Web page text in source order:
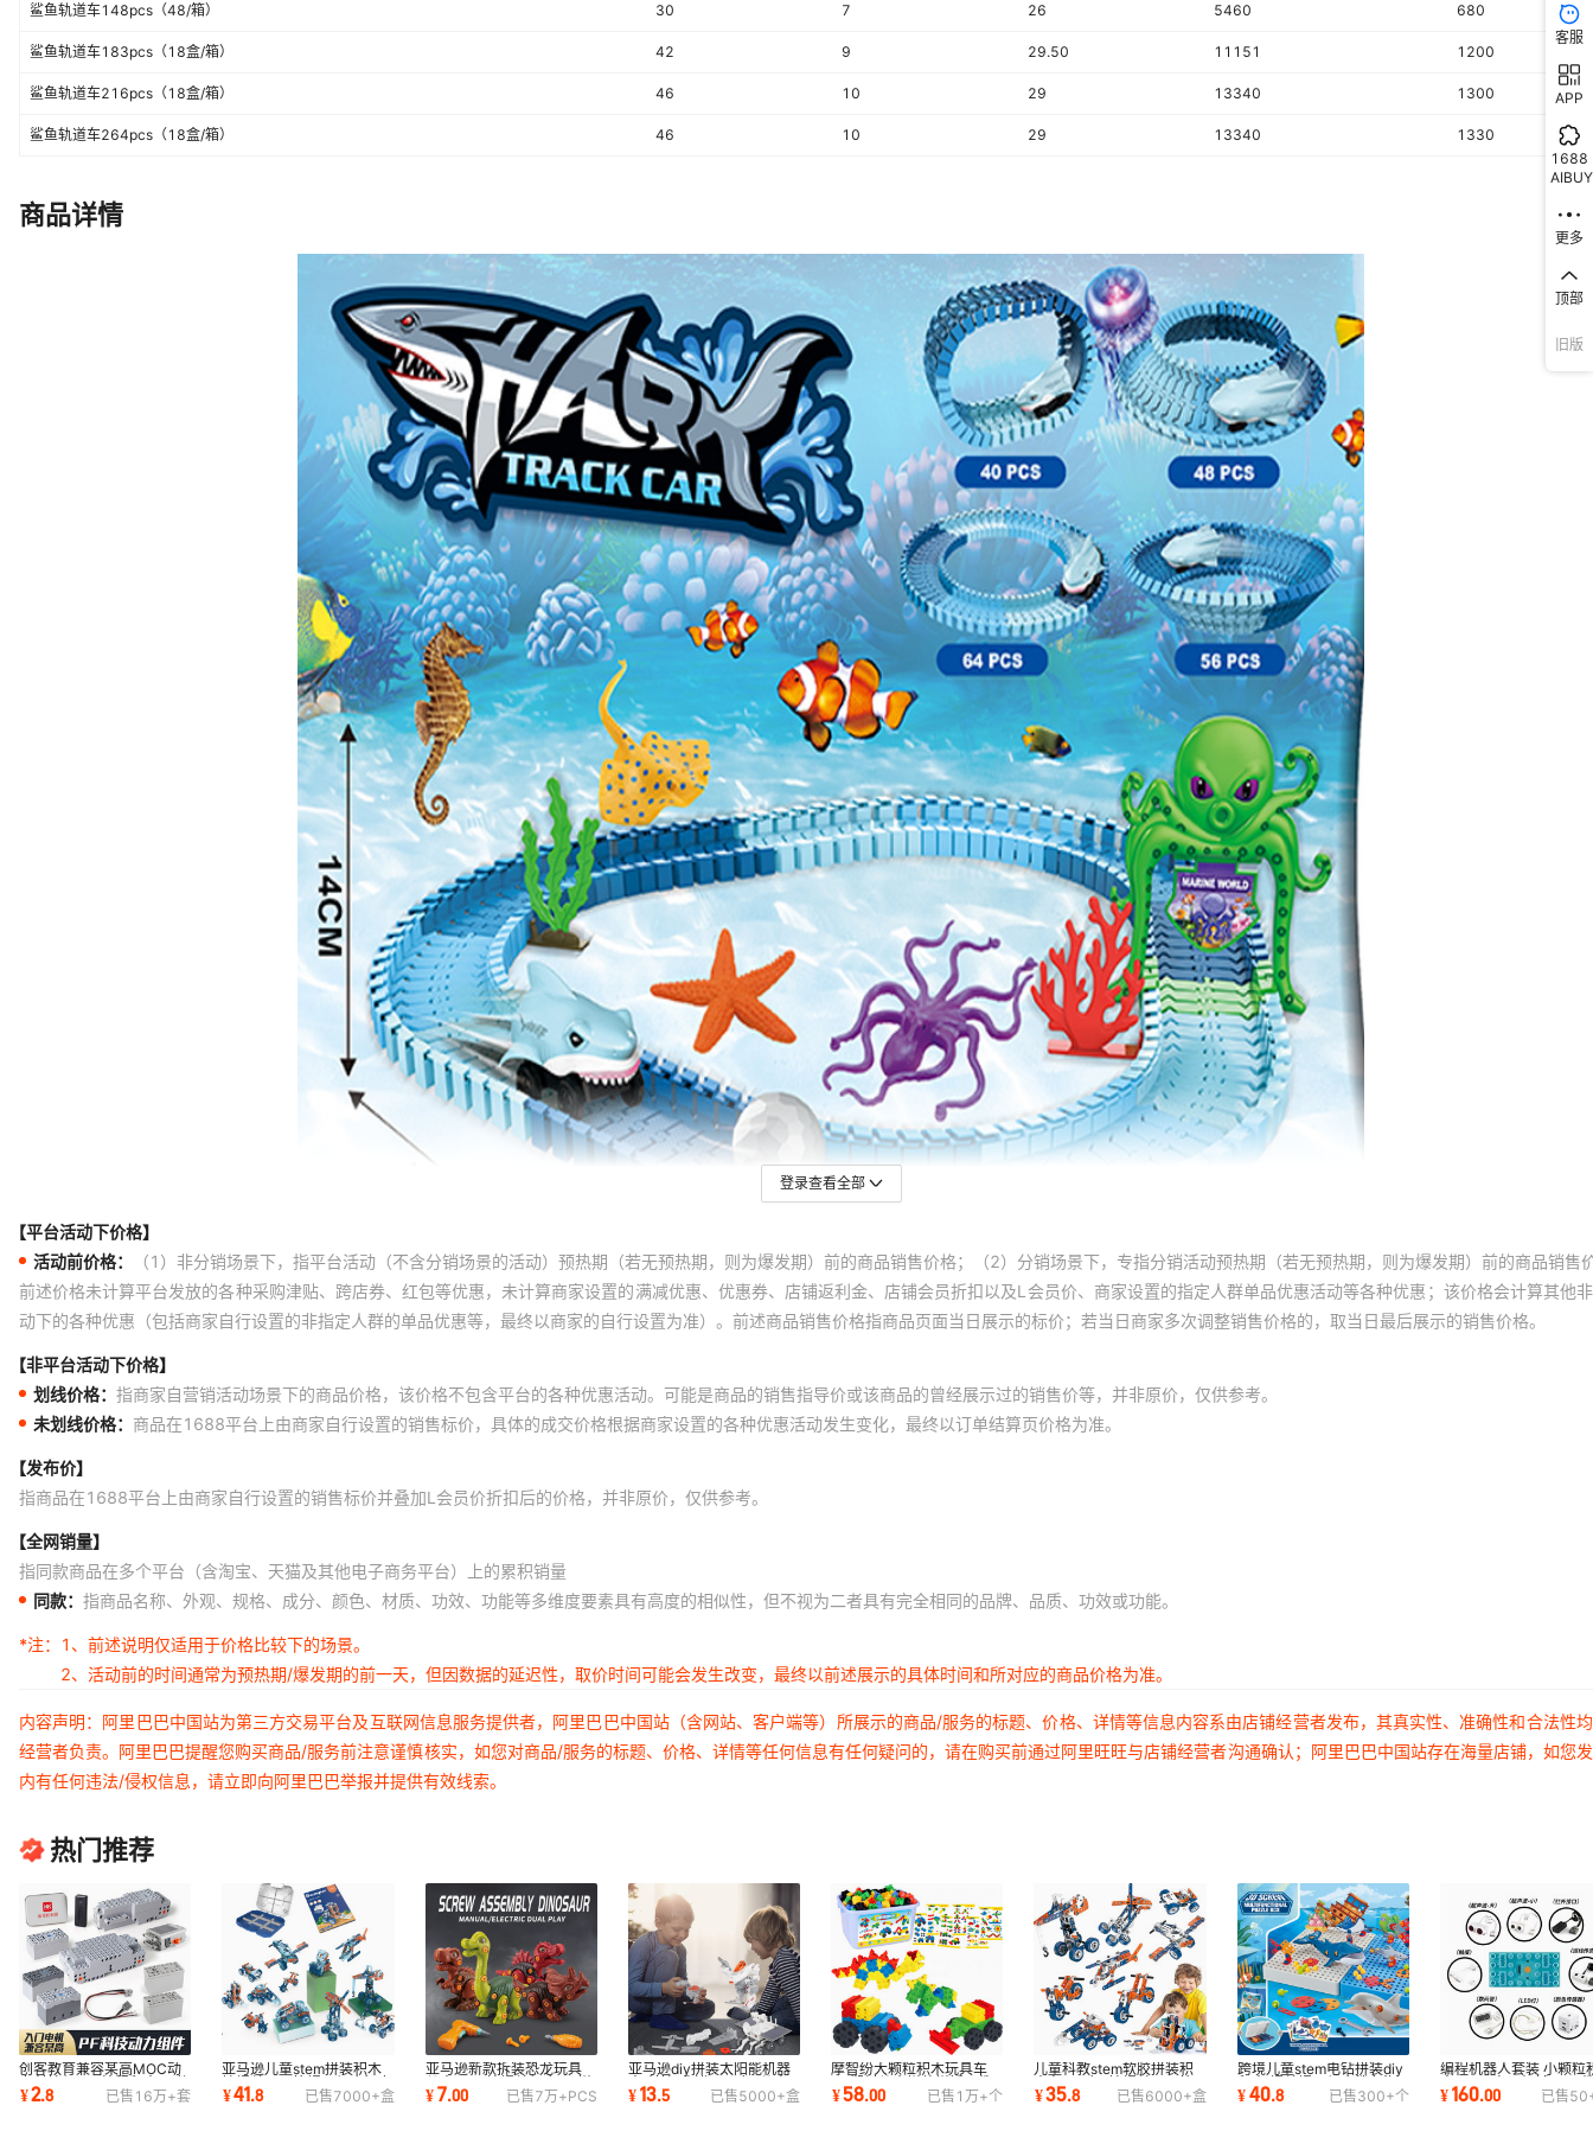
鲨鱼轨道车148pcs（48/箱） 30 7 26 5460 680
鲨鱼轨道车183pcs（18盒/箱） 42 9 29.50 11151 1200
鲨鱼轨道车216pcs（18盒/箱） 46 10 29 13340 1300
鲨鱼轨道车264pcs（18盒/箱） 46 10 29 13340 1330
商品详情
登录查看全部
【平台活动下价格】
活动前价格：
（1）非分销场景下，指平台活动（不含分销场景的活动）预热期（若无预热期，则为爆发期）前的商品销售价格；（2）分销场景下，专指分销活动预热期（若无预热期，则为爆发期）前的商品销售
前述价格未计算平台发放的各种采购津贴、跨店券、红包等优惠，未计算商家设置的满减优惠、优惠券、店铺返利金、店铺会员折扣以及L会员价、商家设置的指定人群单品优惠活动等各种优惠；该价格会计算其他
动下的各种优惠（包括商家自行设置的非指定人群的单品优惠等，最终以商家的自行设置为准）。前述商品销售价格指商品页面当日展示的标价；若当日商家多次调整销售价格的，取当日最后展示的销售价格。
【非平台活动下价格】
划线价格： 指商家自营销活动场景下的商品价格，该价格不包含平台的各种优惠活动。可能是商品的销售指导价或该商品的曾经展示过的销售价等，并非原价，仅供参考。
未划线价格： 商品在1688平台上由商家自行设置的销售标价，具体的成交价格根据商家设置的各种优惠活动发生变化，最终以订单结算页价格为准。
【发布价】
指商品在1688平台上由商家自行设置的销售标价并叠加L会员价折扣后的价格，并非原价，仅供参考。
【全网销量】
指同款商品在多个平台（含淘宝、天猫及其他电子商务平台）上的累积销量
同款： 指商品名称、外观、规格、成分、颜色、材质、功效、功能等多维度要素具有高度的相似性，但不视为二者具有完全相同的品牌、品质、功效或功能。
*注：
1、前述说明仅适用于价格比较下的场景。
2、活动前的时间通常为预热期/爆发期的前一天，但因数据的延迟性，取价时间可能会发生改变，最终以前述展示的具体时间和所对应的商品价格为准。
内容声明：阿里巴巴中国站为第三方交易平台及互联网信息服务提供者，阿里巴巴中国站（含网站、客户端等）所展示的商品/服务的标题、价格、详情等信息内容系由店铺经营者发布，其真实性、准确性和合法性
经营者负责。阿里巴巴提醒您购买商品/服务前注意谨慎核实，如您对商品/服务的标题、价格、详情等任何信息有任何疑问的，请在购买前通过阿里旺旺与店铺经营者沟通确认；阿里巴巴中国站存在海量店铺，如您
内有任何违法/侵权信息，请立即向阿里巴巴举报并提供有效线索。
热门推荐
创客教育兼容某高MOC动
力科技组app编程积木PF件
马达电机拼装玩具
¥2.8 已售 16万+套
亚马逊儿童stem拼装积木
拧螺丝工具箱螺母组合智力
开发12合1玩具
¥41.8 已售7000+盒
亚马逊新款拆装恐龙玩具
儿童stem拧螺丝组合diy拼
装电动模型玩具
¥7.00 已售7万+PCS
亚马逊diy拼装太阳能机器
人 科技4制作6/3合1儿童
科学实验玩具车
¥13.5 已售5000+盒
摩智纷大颗粒积木玩具车
PP塑料儿童拼装拼插早教
开发智力男孩玩具
¥58.00 已售 1万+个
儿童科教stem软胶拼装积
木车 12合1拧螺丝工具箱
螺母组合拼图玩具
¥35.8 已售6000+盒
跨境儿童stem电钻拼装diy
积木 螺丝螺母组合鲨鱼海
洋世界模型玩具
¥40.8 已售300+个
编程机器人套装 小颗粒
木9686电子机械stem
器材wedo2.0玩具
¥160.00 已售
客服
APP
1688
AIBUY
更多
顶部
旧版